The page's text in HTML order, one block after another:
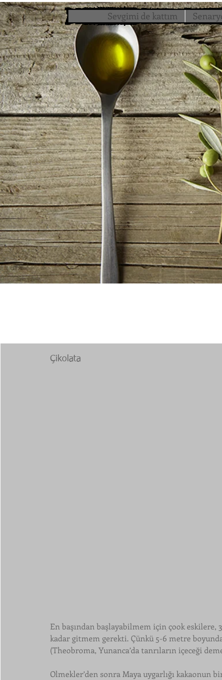
Sevgimi de kattım
Çikolata
En başından başlayabilmem için çook eskilere,
kadar gitmem gerekti. Çünkü 5-6 metre
(Theobroma, Yunanca’da tanrıların içeceği
Olmekler’den sonra Maya uygarlığı kakaonun